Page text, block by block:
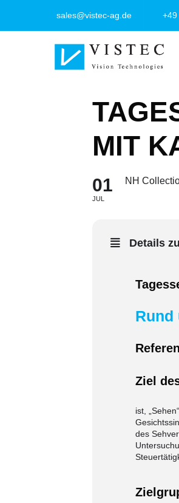
sales@vistec-ag.de
MIT
01
JUL
NH
Details
Rund
Ziel
ist,
des